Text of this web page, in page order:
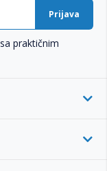
Prijava
praktičnim